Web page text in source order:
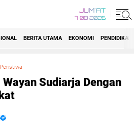
JUM'AT
7 08 2026
BERITA UTAMA EKONOMI PENDIDIKAN
Peristiwa
Sudiarja Dengan